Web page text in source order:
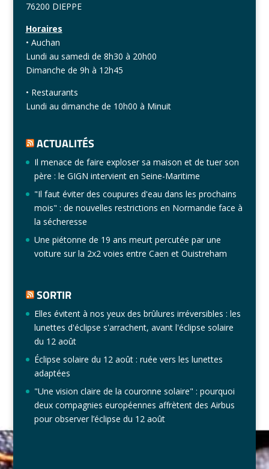
76200 DIEPPE
Horaires
• Auchan
Lundi au samedi de 8h30 à 20h00
Dimanche de 9h à 12h45
• Restaurants
Lundi au dimanche de 10h00 à Minuit
ACTUALITÉS
Il menace de faire exploser sa maison et de tuer son
père : le GIGN intervient en Seine-Maritime
"Il faut éviter des coupures d'eau dans les prochains
mois" : de nouvelles restrictions en Normandie face à
la sécheresse
Une piétonne de 19 ans meurt percutée par une
voiture sur la 2x2 voies entre Caen et Ouistreham
SORTIR
Elles évitent à nos yeux des brûlures irréversibles : les
lunettes d'éclipse s'arrachent, avant l'éclipse solaire
du 12 août
Éclipse solaire du 12 août : ruée vers les lunettes
adaptées
"Une vision claire de la couronne solaire" : pourquoi
deux compagnies européennes affrètent des Airbus
pour observer l’éclipse du 12 août